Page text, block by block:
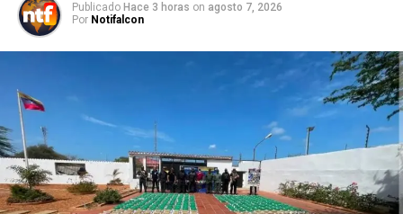
Publicado Hace 3 horas on agosto 7, 2026
Por Notifalcon